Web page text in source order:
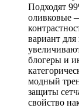
Подходят
оливковые
вариант
блогеры и
модный
защиты
свойство